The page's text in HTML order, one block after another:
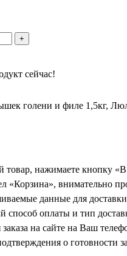
сейчас!
голени и филе 1,5кг,
нажимаете кнопку «В
«Корзина», внимательно
данные для
оплаты и тип
на сайте на Ваш
о готовности